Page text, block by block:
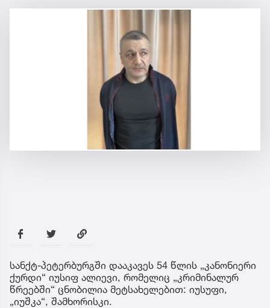
სანქტ-პეტერბურგში დააკავეს 54 წლის „კანონიერი
ქურდი“ იუსიფ ალიევი, რომელიც „კრიმინალურ
წრეებში“ ცნობილია მეტსახელებით: იუსუფი,
„იუშკა“, შამხორისკი.